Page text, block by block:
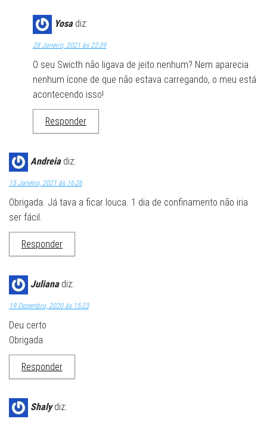
Yosa diz:
28 Janeiro, 2021 às 22:39
O seu Swicth não ligava de jeito nenhum? Nem aparecia
nenhum ícone de que não estava carregando, o meu está
acontecendo isso!
Responder
Andreia diz:
15 Janeiro, 2021 às 16:26
Obrigada. Já tava a ficar louca. 1 dia de confinamento não iria
ser fácil.
Responder
Juliana diz:
19 Dezembro, 2020 às 15:23
Deu certo
Obrigada
Responder
Shaly diz: